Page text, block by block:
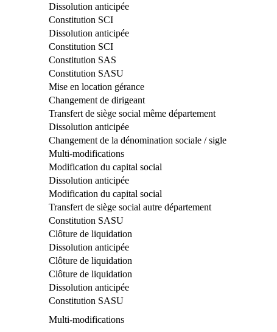
Dissolution anticipée
Constitution SCI
Dissolution anticipée
Constitution SCI
Constitution SAS
Constitution SASU
Mise en location gérance
Changement de dirigeant
Transfert de siège social même département
Dissolution anticipée
Changement de la dénomination sociale / sigle
Multi-modifications
Modification du capital social
Dissolution anticipée
Modification du capital social
Transfert de siège social autre département
Constitution SASU
Clôture de liquidation
Dissolution anticipée
Clôture de liquidation
Clôture de liquidation
Dissolution anticipée
Constitution SASU
Multi-modifications